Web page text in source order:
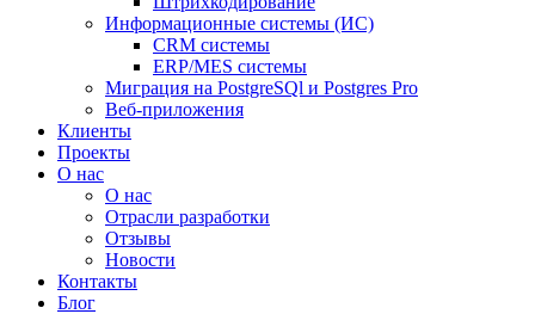
Информационные системы (ИС)
CRM системы
ERP/MES системы
Миграция на PostgreSQl и Postgres Pro
Веб-приложения
Клиенты
Проекты
О нас
О нас
Отрасли разработки
Отзывы
Новости
Контакты
Блог